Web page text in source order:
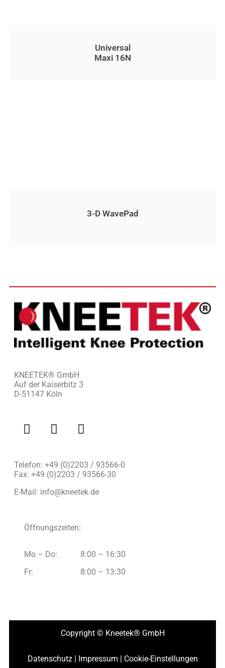
Universal
Maxi 16N
3-D WavePad
KNEETEK® GmbH
Auf der Kaiserbitz 3
D-51147 Köln
Telefon: +49 (0)2203 / 93566-0
Fax: +49 (0)2203 / 93566-30
E-Mail: info@kneetek.de
Öffnungszeiten:
Mo – Do:
Fr:
8:00 – 16:30
8:00 – 13:30
Copyright © Kneetek® GmbH
Datenschutz| Impressum | Cookie-Einstellungen